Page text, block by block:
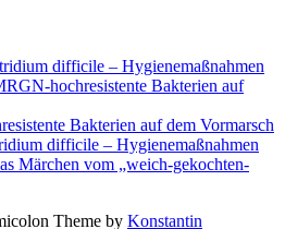
difficile – Hygienemaßnahmen
hochresistente Bakterien auf
Bakterien auf dem Vormarsch
difficile – Hygienemaßnahmen
Märchen vom „weich-gekochten-
Theme by Konstantin